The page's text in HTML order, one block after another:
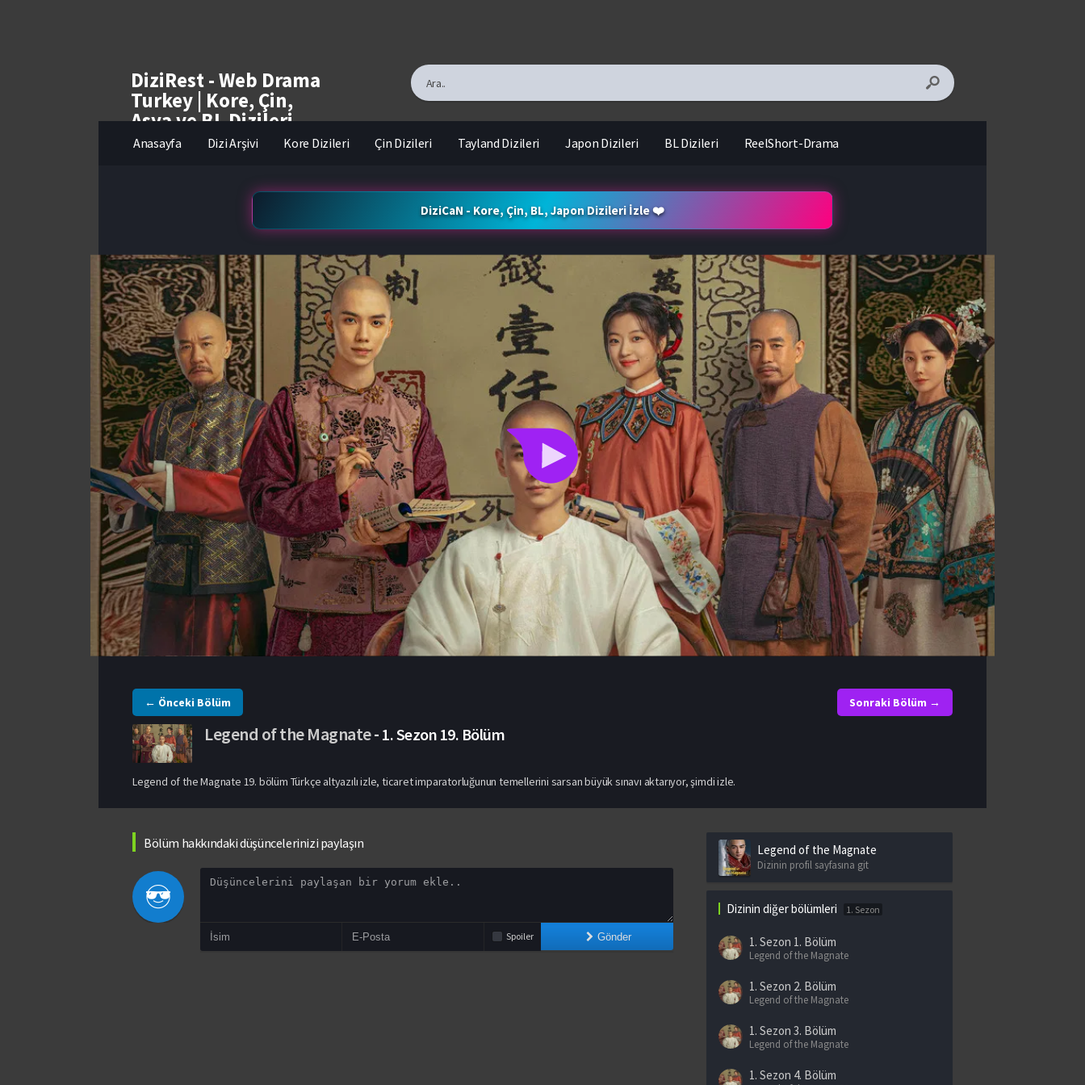
DiziRest - Web Drama
Turkey | Kore, Çin,
Asya ve BL Dizileri
izle
Anasayfa Dizi Arşivi Kore Dizileri Çin Dizileri Tayland Dizileri Japon Dizileri BL Dizileri ReelShort-Drama
DiziCaN - Kore, Çin, BL, Japon Dizileri İzle ❤️
← Önceki Bölüm Sonraki Bölüm →
Legend of the Magnate- 1. Sezon 19. Bölüm
Legend of the Magnate 19. bölüm Türkçe altyazılı izle, ticaret imparatorluğunun temellerini sarsan büyük sınavı aktarıyor, şimdi izle.
Bölüm hakkındaki düşüncelerinizi paylaşın
Spoiler Gönder
Legend of the Magnate
Dizinin profil sayfasına git
Dizinin diğer bölümleri 1. Sezon
1. Sezon 1. Bölüm
Legend of the Magnate
1. Sezon 2. Bölüm
Legend of the Magnate
1. Sezon 3. Bölüm
Legend of the Magnate
1. Sezon 4. Bölüm